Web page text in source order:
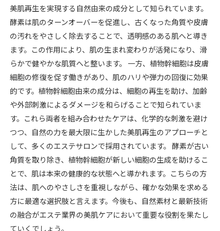
美肌再生を実現する自然由来の成分として知られています。
酵素は肌のターンオーバーを促進し、古くなった角質や皮膚
の汚れをやさしく除去することで、透明感のある肌へと導き
ます。この作用により、肌の生まれ変わりが活発になり、滑
らかで健やかな肌質へと整います。 一方、植物幹細胞は皮膚
細胞の修復を促す働きがあり、肌のハリや弾力の回復に効果
的です。植物幹細胞由来の成分は、細胞の再生を助け、加齢
や外部刺激によるダメージを和らげることで知られていま
す。これら両者を組み合わせたケアは、化学的な刺激を避け
つつ、自然の力を最大限に生かした美肌再生のアプローチと
して、多くのエステサロンで採用されています。 酵素が古い
角質を取り除き、植物幹細胞が新しい細胞の生成を助けるこ
とで、肌は本来の健康的な状態へと導かれます。こちらの方
法は、肌へのやさしさを重視しながら、確かな効果を求める
方に最適な選択肢と言えます。今後も、自然素材と最新技術
の融合がエステ業界の美肌ケアにおいて重要な役割を果たし
ていくでしょう。